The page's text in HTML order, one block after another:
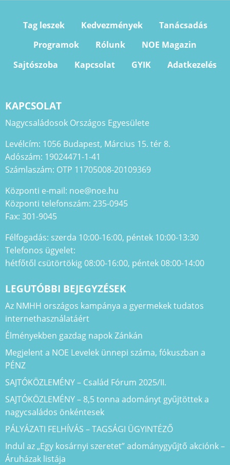
Tag leszek Kedvezmények
Tanácsadás
Programok
Rólunk
NOE Magazin
Sajtószoba
Kapcsolat GYIK Adatkezelés
KAPCSOLAT
Nagycsaládosok Országos Egyesülete
Levélcím: 1056 Budapest, Március 15. tér 8.
Adószám: 19024471-1-41
Számlaszám: OTP 11705008-20109369
Központi e-mail: noe@noe.hu
Központi telefonszám: 235-0945
Fax: 301-9045
Félfogadás: szerda 10:00-16:00, péntek 10:00-13:30
Telefonos ügyelet:
hétfőtől csütörtökig 08:00-16:00, péntek 08:00-14:00
LEGUTÓBBI BEJEGYZÉSEK
Az NMHH országos kampánya a gyermekek tudatos
internethasználatáért
Élményekben gazdag napok Zánkán
Megjelent a NOE Levelek ünnepi száma, fókuszban a
PÉNZ
SAJTÓKÖZLEMÉNY – Család Fórum 2025/II.
SAJTÓKÖZLEMÉNY – 8,5 tonna adományt gyűjtöttek a
nagycsaládos önkéntesek
PÁLYÁZATI FELHÍVÁS – TAGSÁGI ÜGYINTÉZŐ
Indul az „Egy kosárnyi szeretet” adománygyűjtő akciónk –
Áruházak listája